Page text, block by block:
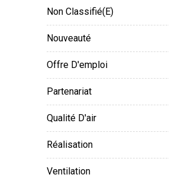
Non Classifié(e)
Nouveauté
Offre D'emploi
Partenariat
Qualité D'air
Réalisation
Ventilation